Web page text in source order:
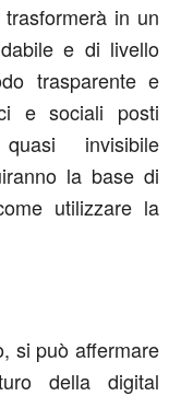
in un
e di livello
trasparente e
e sociali posti
invisibile
la base di
utilizzare la
si può affermare
della digital